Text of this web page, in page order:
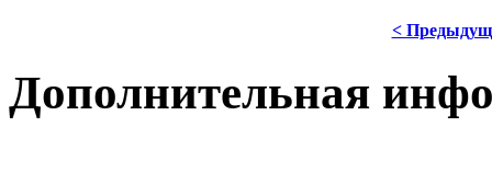
<
Дополнительная